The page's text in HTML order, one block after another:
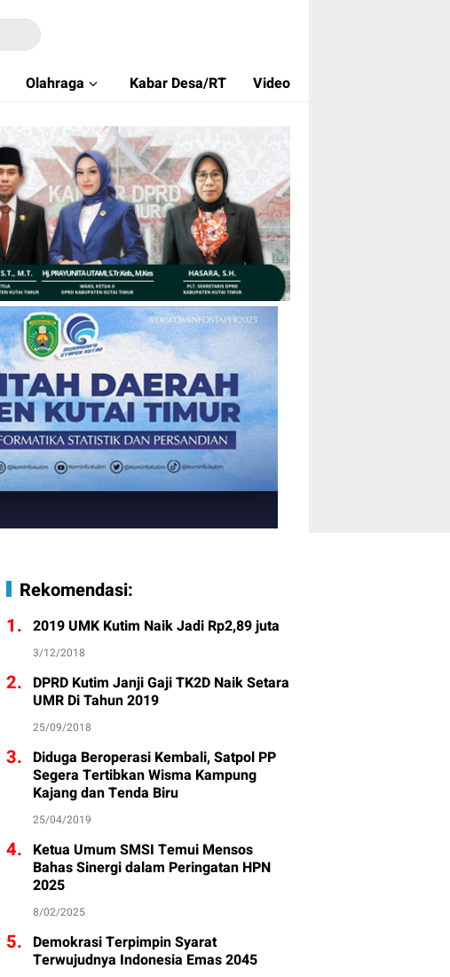
Olahraga Kabar Desa/RT Video
Rekomendasi:
1. 2019 UMK Kutim Naik Jadi Rp2,89 juta
3/12/2018
2. DPRD Kutim Janji Gaji TK2D Naik Setara
UMR Di Tahun 2019
25/09/2018
3. Diduga Beroperasi Kembali, Satpol PP
Segera Tertibkan Wisma Kampung
Kajang dan Tenda Biru
25/04/2019
4. Ketua Umum SMSI Temui Mensos
Bahas Sinergi dalam Peringatan HPN
2025
8/02/2025
5. Demokrasi Terpimpin Syarat
Terwujudnya Indonesia Emas 2045